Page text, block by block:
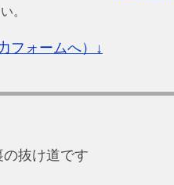
。
フォームへ）↓
抜け道です